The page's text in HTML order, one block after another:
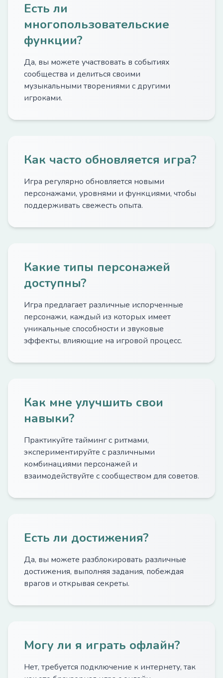
Есть ли
многопользовательские
функции?
Да, вы можете участвовать в событиях
сообщества и делиться своими
музыкальными творениями с другими
игроками.
Как часто обновляется игра?
Игра регулярно обновляется новыми
персонажами, уровнями и функциями, чтобы
поддерживать свежесть опыта.
Какие типы персонажей
доступны?
Игра предлагает различные испорченные
персонажи, каждый из которых имеет
уникальные способности и звуковые
эффекты, влияющие на игровой процесс.
Как мне улучшить свои
навыки?
Практикуйте тайминг с ритмами,
экспериментируйте с различными
комбинациями персонажей и
взаимодействуйте с сообществом для советов.
Есть ли достижения?
Да, вы можете разблокировать различные
достижения, выполняя задания, побеждая
врагов и открывая секреты.
Могу ли я играть офлайн?
Нет, требуется подключение к интернету, так